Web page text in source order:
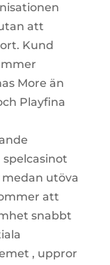
att
Kund
More än
Playfina
utöva
att
snabbt
, uppror